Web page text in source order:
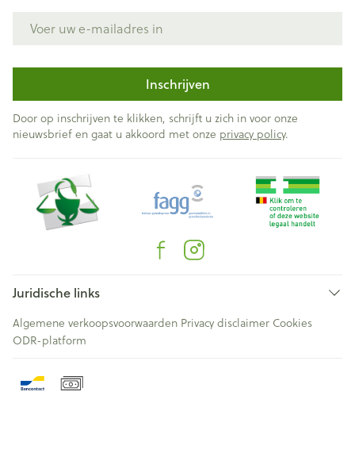
Inschrijven
Door op inschrijven te klikken, schrijft u zich in voor onze
nieuwsbrief en gaat u akkoord met onze privacy policy.
Juridische links
Algemene verkoopsvoorwaarden Privacy disclaimer Cookies
ODR-platform